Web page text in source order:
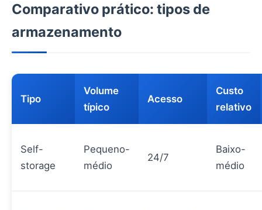
Comparativo prático: tipos de
armazenamento
Tipo
Volume
típico
Acesso
Custo
relativo
Self-
storage
Pequeno-
médio
24/7
Baixo-
médio